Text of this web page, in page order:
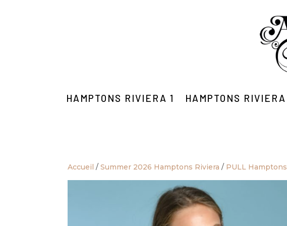
HAMPTONS RIVIERA 1 HAMPTONS
Accueil /Summer 2026 Hamptons Riviera / PULL